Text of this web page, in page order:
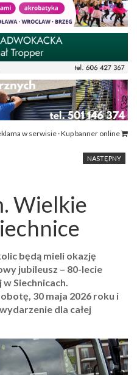
w serwisie · Kup banner online
NASTĘPNY
Wielkie
będą mieli okazję
jubileusz – 80-lecie
Siechnicach.
30 maja 2026 roku i
dla całej